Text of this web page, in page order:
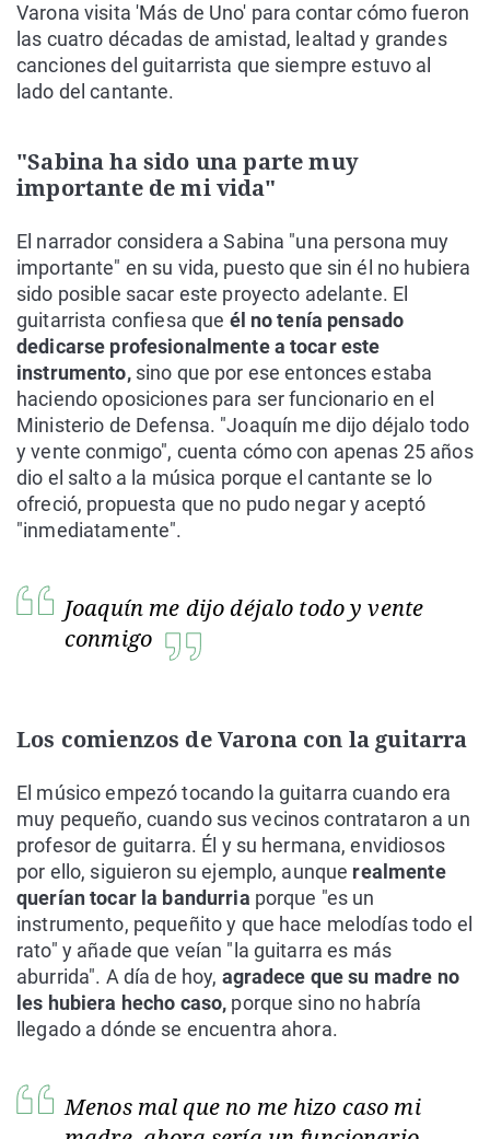
Varona visita 'Más de Uno' para contar cómo fueron
las cuatro décadas de amistad, lealtad y grandes
canciones del guitarrista que siempre estuvo al
lado del cantante.
"Sabina ha sido una parte muy
importante de mi vida"
El narrador considera a Sabina "una persona muy
importante" en su vida, puesto que sin él no hubiera
sido posible sacar este proyecto adelante. El
guitarrista confiesa que él no tenía pensado
dedicarse profesionalmente a tocar este
instrumento, sino que por ese entonces estaba
haciendo oposiciones para ser funcionario en el
Ministerio de Defensa. "Joaquín me dijo déjalo todo
y vente conmigo", cuenta cómo con apenas 25 años
dio el salto a la música porque el cantante se lo
ofreció, propuesta que no pudo negar y aceptó
"inmediatamente".
Joaquín me dijo déjalo todo y vente
conmigo
Los comienzos de Varona con la guitarra
El músico empezó tocando la guitarra cuando era
muy pequeño, cuando sus vecinos contrataron a un
profesor de guitarra. Él y su hermana, envidiosos
por ello, siguieron su ejemplo, aunque realmente
querían tocar la bandurria porque "es un
instrumento, pequeñito y que hace melodías todo el
rato" y añade que veían "la guitarra es más
aburrida". A día de hoy, agradece que su madre no
les hubiera hecho caso, porque sino no habría
llegado a dónde se encuentra ahora.
Menos mal que no me hizo caso mi